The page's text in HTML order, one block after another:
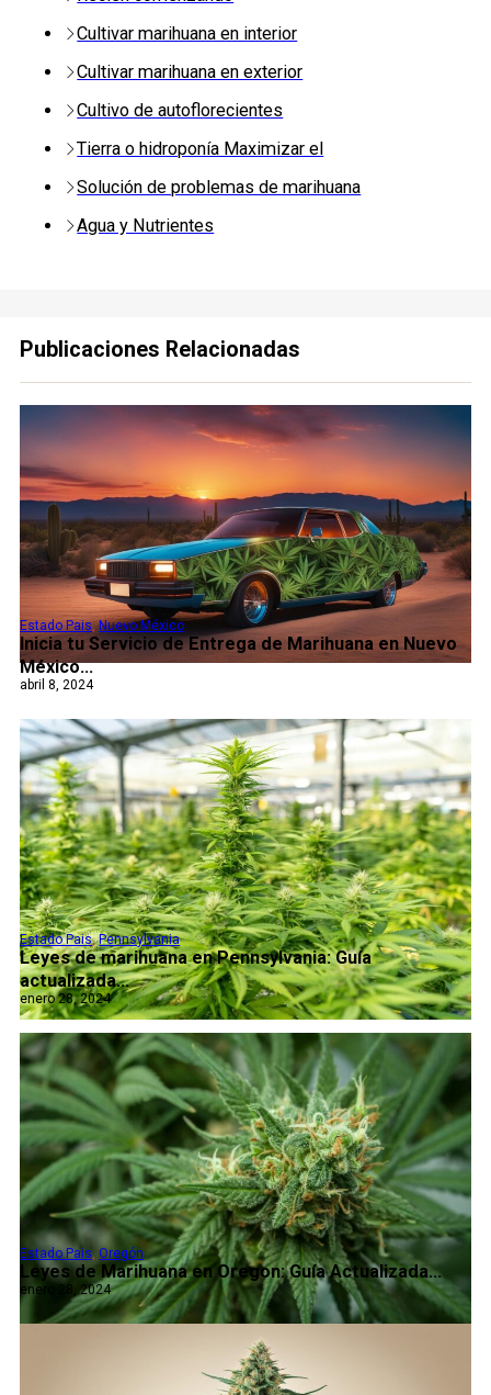
Cultivar marihuana en interior
Cultivar marihuana en exterior
Cultivo de autoflorecientes
Tierra o hidroponía Maximizar el
Solución de problemas de marihuana
Agua y Nutrientes
Publicaciones Relacionadas
Inicia tu Servicio de Entrega de Marihuana en Nuevo
México...
Estado Pais,Nuevo México
abril 8, 2024
Leyes de marihuana en Pennsylvania: Guía
actualizada...
Estado Pais,Pennsylvania
enero 28, 2024
Leyes de Marihuana en Oregon: Guía Actualizada...
Estado Pais,Oregón
enero 28, 2024